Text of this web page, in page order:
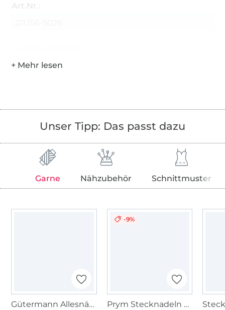
Art.Nr.:
Unser Tipp: Das passt dazu
Garne Nähzubehör Schnittmuster
Gütermann Allesnäher (013) fähnrich blau
-9%
Prym Stecknadeln mit Griff